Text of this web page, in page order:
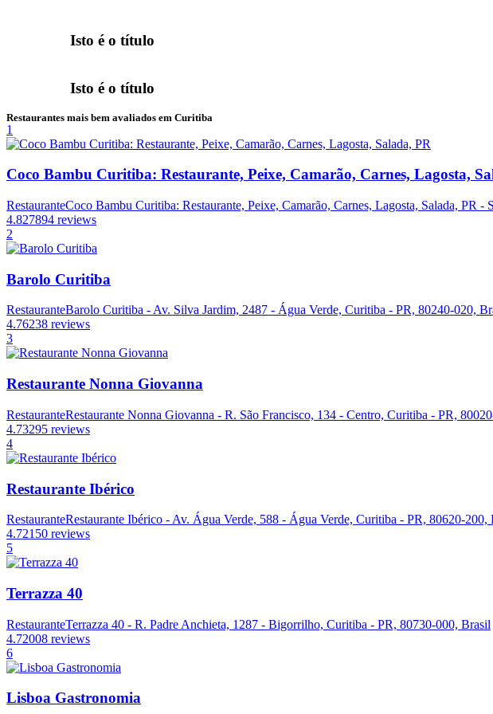
Isto é o título
Isto é o título
Restaurantes mais bem avaliados em Curitiba
1
Coco Bambu Curitiba: Restaurante, Peixe, Camarão, Carnes, Lagosta,
RestauranteCoco Bambu Curitiba: Restaurante, Peixe, Camarão, Carnes, Lagosta, Salada,
4.827894 reviews
2
Barolo Curitiba
RestauranteBarolo Curitiba - Av. Silva Jardim, 2487 - Água Verde, Curitiba - PR, 80240-020,
4.76238 reviews
3
Restaurante Nonna Giovanna
RestauranteRestaurante Nonna Giovanna - R. São Francisco, 134 - Centro, Curitiba - PR,
4.73295 reviews
4
Restaurante Ibérico
RestauranteRestaurante Ibérico - Av. Água Verde, 588 - Água Verde, Curitiba - PR, 80620-200,
4.72150 reviews
5
Terrazza 40
RestauranteTerrazza 40 - R. Padre Anchieta, 1287 - Bigorrilho, Curitiba - PR, 80730-000, Brasil
4.72008 reviews
6
Lisboa Gastronomia